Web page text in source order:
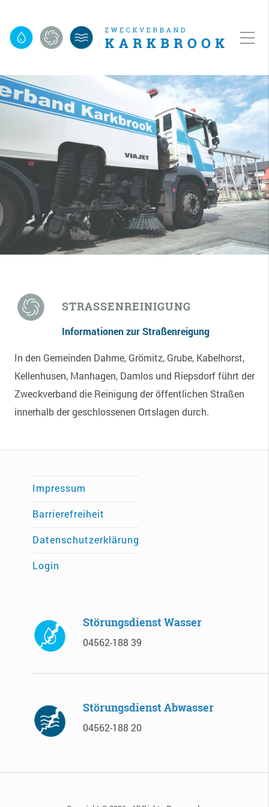
STRASSENREINIGUNG
Informationen zur Straßenreigung
In den Gemeinden Dahme, Grömitz, Grube, Kabelhorst,
Kellenhusen, Manhagen, Damlos und Riepsdorf führt der
Zweckverband die Reinigung der öffentlichen Straßen
innerhalb der geschlossenen Ortslagen durch.
Impressum
Barrierefreiheit
Datenschutzerklärung
Login
Störungsdienst Wasser
04562-188 39
Störungsdienst Abwasser
04562-188 20